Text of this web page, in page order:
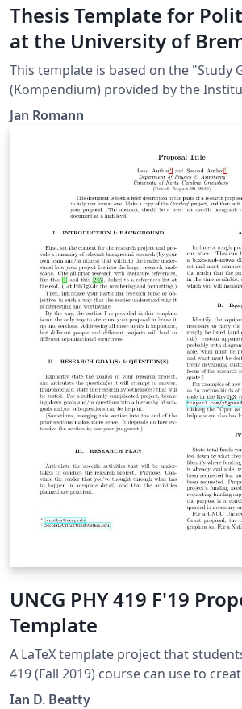
Thesis Template for
at the University of
This template is based on the "Study
(Kompendium) provided by the
Science at the University of Bremen
Jan Romann
UNCG PHY 419 F'19
Template
A LaTeX template project that
419 (Fall 2019) course can use to
proposal.
Ian D. Beatty